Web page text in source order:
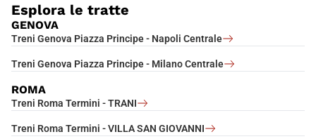
Esplora le tratte
GENOVA
Treni Genova Piazza Principe - Napoli Centrale
Treni Genova Piazza Principe - Milano Centrale
ROMA
Treni Roma Termini - TRANI
Treni Roma Termini - VILLA SAN GIOVANNI